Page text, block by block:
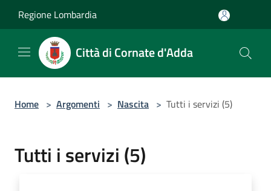
Regione Lombardia
Città di Cornate d'Adda
Home > Argomenti > Nascita > Tutti i servizi (5)
Tutti i servizi (5)